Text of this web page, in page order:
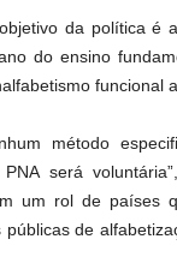
da política é
do ensino
funcional
método
será
um rol de países
de